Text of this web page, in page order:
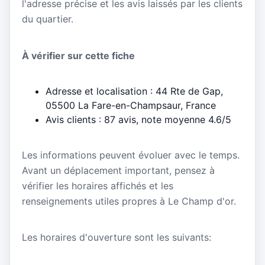
l'adresse précise et les avis laissés par les clients
du quartier.
À vérifier sur cette fiche
Adresse et localisation : 44 Rte de Gap,
05500 La Fare-en-Champsaur, France
Avis clients : 87 avis, note moyenne 4.6/5
Les informations peuvent évoluer avec le temps.
Avant un déplacement important, pensez à
vérifier les horaires affichés et les
renseignements utiles propres à Le Champ d'or.
Les horaires d'ouverture sont les suivants: